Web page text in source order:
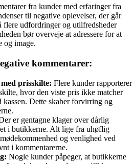
fra kunder med erfaringer fra
til negative oplevelser, der går
flere udfordringer og utilfredsheder
bør overveje at adressere for at
og image.
kommentarer:
prisskilte: Flere kunder rapporterer
hvor den viste pris ikke matcher
Dette skaber forvirring og
er gentagne klager over dårlig
i butikkerne. Alt lige fra uhøflig
og venlighed ved
i kommentarerne.
Nogle kunder påpeger, at butikkerne